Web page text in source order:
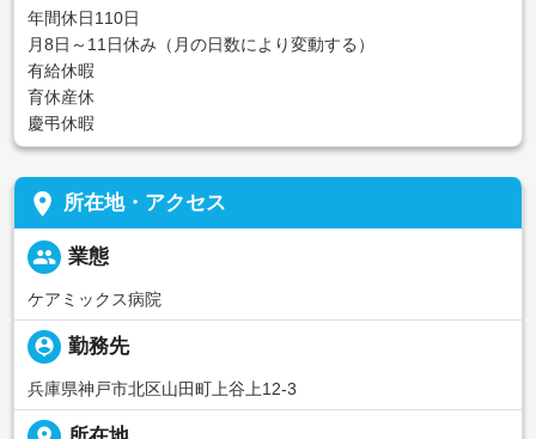
年間休日110日
月8日～11日休み（月の日数により変動する）
有給休暇
育休産休
慶弔休暇
place 所在地・アクセス
people 業態
ケアミックス病院
person_pin 勤務先
兵庫県神戸市北区山田町上谷上12-3